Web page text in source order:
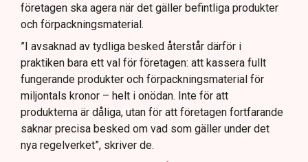
företagen ska agera när det gäller befintliga produkter
och förpackningsmaterial.
”I avsaknad av tydliga besked återstår därför i
praktiken bara ett val för företagen: att kassera fullt
fungerande produkter och förpackningsmaterial för
miljontals kronor – helt i onödan. Inte för att
produkterna är dåliga, utan för att företagen fortfarande
saknar precisa besked om vad som gäller under det
nya regelverket”, skriver de.